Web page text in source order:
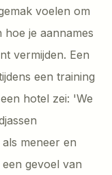
voelen om
je aannames
vermijden. Een
een training
hotel zei: 'We
meneer en
gevoel van